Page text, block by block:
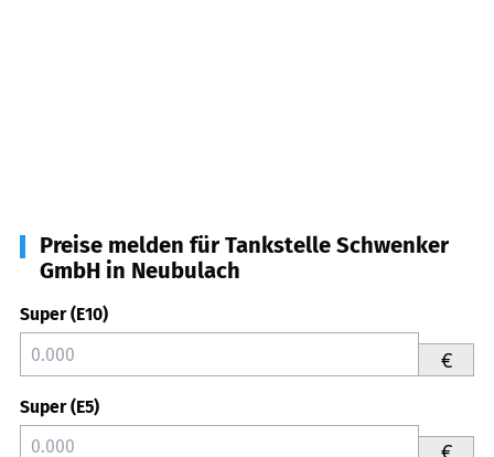
Preise melden für Tankstelle Schwenker
GmbH in Neubulach
Super (E10)
€
Super (E5)